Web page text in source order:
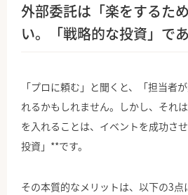
外部委託は「楽をするた
い。「戦略的な投資」で
「プロに頼む」と聞くと、「担当者
れるかもしれません。しかし、それ
を入れることは、イベントを成功さ
投資」**です。
その本質的なメリットは、以下の3点